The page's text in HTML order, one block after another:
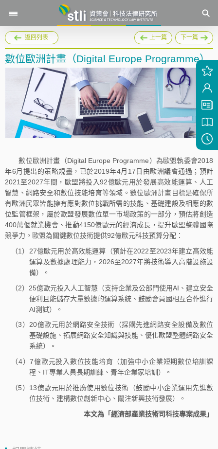
返回列表 上一篇 下一篇
數位歐洲計畫（Digital Europe Programme）
數位歐洲計畫（Digital Europe Programme）為歐盟執委會2018
年6月提出的策略規畫，已於2019年4月17日由歐洲議會通過；預計
2021至2027年間，歐盟將投入92億歐元用於發展高效能運算、人工
智慧、網路安全和數位技能培育等領域。數位歐洲計畫目標是確保所
有歐洲民眾皆能擁有應對數位挑戰所需的技能、基礎建設及相應的數
位監管框架，屬於歐盟發展數位單一市場政策的一部分，預估將創造
400萬個就業機會、推動4150億歐元的經濟成長，提升歐盟整體國際
競爭力。歐盟為關鍵數位技術提供92億歐元科技預算分配：
（1）27億歐元用於高效能運算（預計在2022至2023年建立高效能
運算及數據處理能力，2026至2027年將技術導入高階設施設
備）。
（2）25億歐元投入人工智慧（支持企業及公部門使用AI、建立安全
便利且能儲存大量數據的運算系統、鼓勵會員國相互合作進行
AI測試）。
（3）20億歐元用於網路安全技術（採購先進網路安全設備及數位
基礎設施、拓展網路安全知識與技能、優化歐盟整體網路安全
系統）。
（4）7億歐元投入數位技能培育（加強中小企業短期數位培訓課
程、IT專業人員長期訓練、青年企業家培訓）。
（5）13億歐元用於推廣使用數位技術（鼓勵中小企業運用先進數
位技術、建構數位創新中心、關注新興技術發展）。
本文為「經濟部產業技術司科技專案成果」